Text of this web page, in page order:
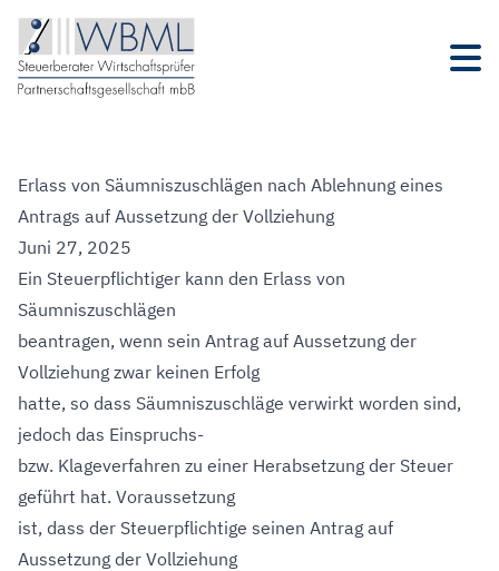
Erlass von Säumniszuschlägen nach Ablehnung eines
Antrags auf Aussetzung der Vollziehung
Juni 27, 2025
Ein Steuerpflichtiger kann den Erlass von
Säumniszuschlägen
beantragen, wenn sein Antrag auf Aussetzung der
Vollziehung zwar keinen Erfolg
hatte, so dass Säumniszuschläge verwirkt worden sind,
jedoch das Einspruchs-
bzw. Klageverfahren zu einer Herabsetzung der Steuer
geführt hat. Voraussetzung
ist, dass der Steuerpflichtige seinen Antrag auf
Aussetzung der Vollziehung